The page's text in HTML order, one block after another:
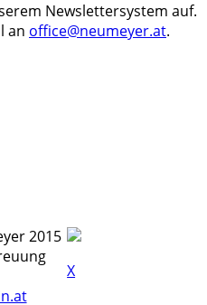
Newslettersystem auf.
an office@neumeyer.at.
2015
X